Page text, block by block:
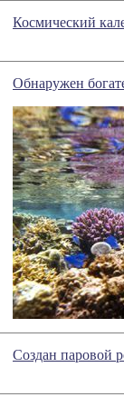
Космический
Обнаружен
Создан паровой